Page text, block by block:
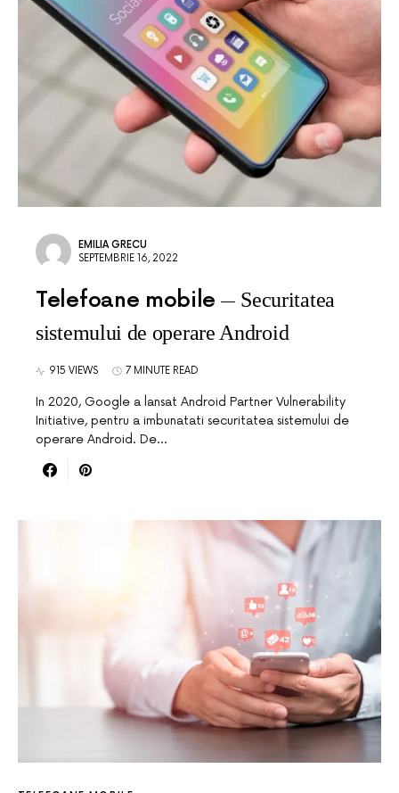
EMILIA GRECU
SEPTEMBRIE 16, 2022
Telefoane mobile
Securitatea
sistemului de operare Android
915 VIEWS 7 MINUTE READ
In 2020, Google a lansat Android Partner Vulnerability
Initiative, pentru a imbunatati securitatea sistemului de
operare Android. De…